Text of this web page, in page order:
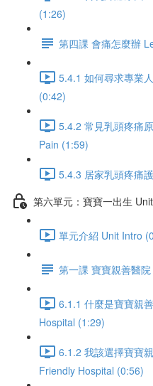
(1:26)
第四課 會痛怎麼辦
5.4.1 如何尋求專業
(0:42)
5.4.2 常見乳頭疼痛
Pain (1:59)
5.4.3 居家乳頭疼痛
第六單元：寶寶一出生
單元介紹 Unit Intro
第一課 寶寶親善醫
6.1.1 什麼是寶寶親
Hospital (1:29)
6.1.2 我該選擇寶寶
Friendly Hospital (0:56)